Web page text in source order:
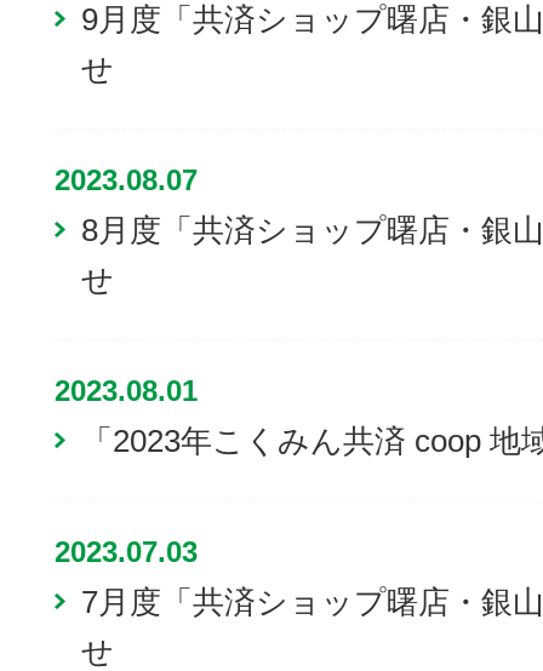
9月度「共済ショップ曙店・銀
せ
2023.08.07
8月度「共済ショップ曙店・銀
せ
2023.08.01
「2023年こくみん共済 coop
2023.07.03
7月度「共済ショップ曙店・銀
せ